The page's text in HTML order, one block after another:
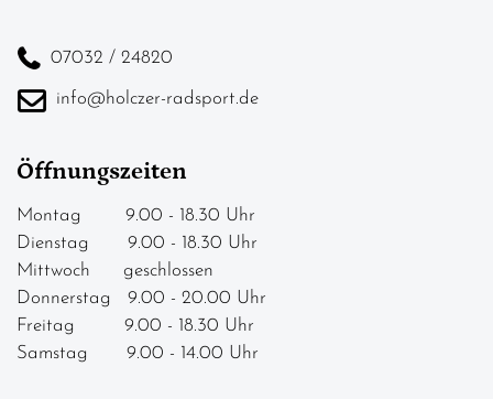
07032 / 24820
info@holczer-radsport.de
Öffnungszeiten
Montag 9.00 - 18.30 Uhr
Dienstag 9.00 - 18.30 Uhr
Mittwoch geschlossen
Donnerstag 9.00 - 20.00 Uhr
Freitag 9.00 - 18.30 Uhr
Samstag 9.00 - 14.00 Uhr